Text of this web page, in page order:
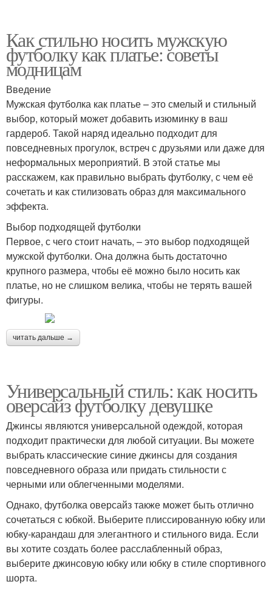
Как стильно носить мужскую
футболку как платье: советы
модницам
Введение
Мужская футболка как платье – это смелый и стильный
выбор, который может добавить изюминку в ваш
гардероб. Такой наряд идеально подходит для
повседневных прогулок, встреч с друзьями или даже для
неформальных мероприятий. В этой статье мы
расскажем, как правильно выбрать футболку, с чем её
сочетать и как стилизовать образ для максимального
эффекта.
Выбор подходящей футболки
Первое, с чего стоит начать, – это выбор подходящей
мужской футболки. Она должна быть достаточно
крупного размера, чтобы её можно было носить как
платье, но не слишком велика, чтобы не терять вашей
фигуры.
читать дальше →
Универсальный стиль: как носить
оверсайз футболку девушке
Джинсы являются универсальной одеждой, которая
подходит практически для любой ситуации. Вы можете
выбрать классические синие джинсы для создания
повседневного образа или придать стильности с
черными или облегченными моделями.
Однако, футболка оверсайз также может быть отлично
сочетаться с юбкой. Выберите плиссированную юбку или
юбку-карандаш для элегантного и стильного вида. Если
вы хотите создать более расслабленный образ,
выберите джинсовую юбку или юбку в стиле спортивного
шорта.